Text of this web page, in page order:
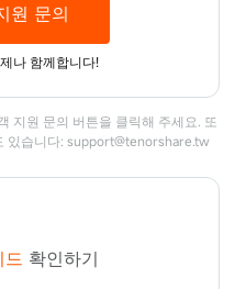
원 문의
나 함께합니다!
지원 문의 버튼을 클릭해 주세요. 또
있습니다: support@tenorshare.tw
드 확인하기